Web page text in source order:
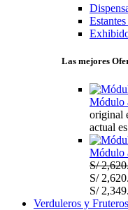
Las mejores
Módulo
original
actual
Módulo
S/
S/
S/
Verduleros y Fruteros